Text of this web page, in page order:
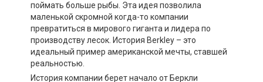
поймать больше рыбы. Эта идея позволила
маленькой скромной когда-то компании
превратиться в мирового гиганта и лидера по
производству лесок. История Berkley – это
идеальный пример американской мечты, ставшей
реальностью.
История компании берет начало от Беркли